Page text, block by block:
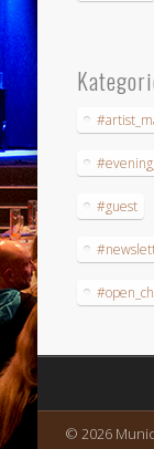
#guest
© 2026